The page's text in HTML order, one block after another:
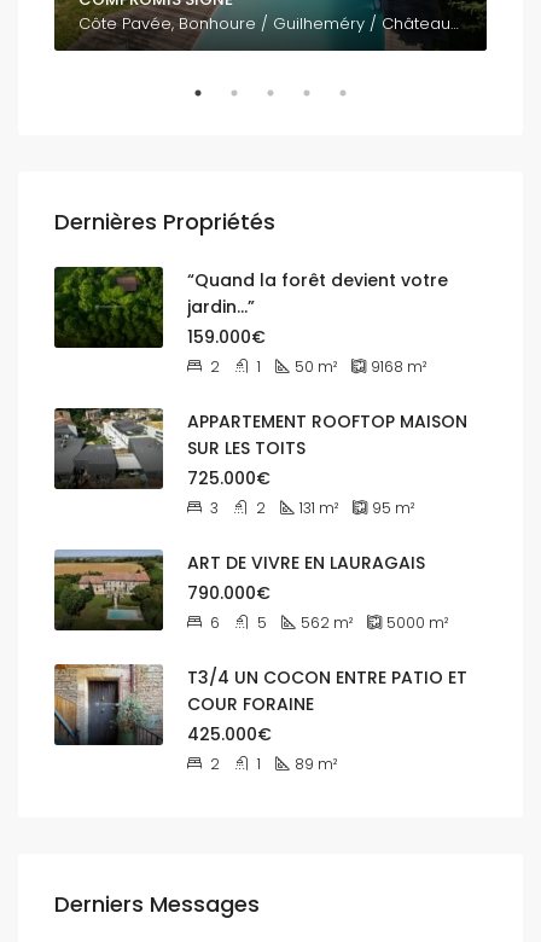
Côte Pavée, Bonhoure / Guilheméry / Château de l'Hers / Limayrac / Côte Pavée, Toulouse, Haute-Garonne, Occitanie, France métropolitaine, 31400, France
Dernières Propriétés
“Quand la forêt devient votre
jardin…”
159.000€
2 1 50 m² 9168 m²
APPARTEMENT ROOFTOP MAISON
SUR LES TOITS
725.000€
3 2 131 m² 95 m²
ART DE VIVRE EN LAURAGAIS
790.000€
6 5 562 m² 5000 m²
T3/4 UN COCON ENTRE PATIO ET
COUR FORAINE
425.000€
2 1 89 m²
Derniers Messages